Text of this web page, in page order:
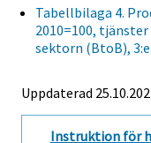
Tabellbilaga 4.
2010=100,
sektorn (BtoB),
Uppdaterad
Instruktion för